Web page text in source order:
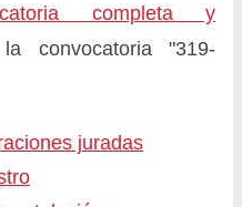
completa y
convocatoria "319-
juradas